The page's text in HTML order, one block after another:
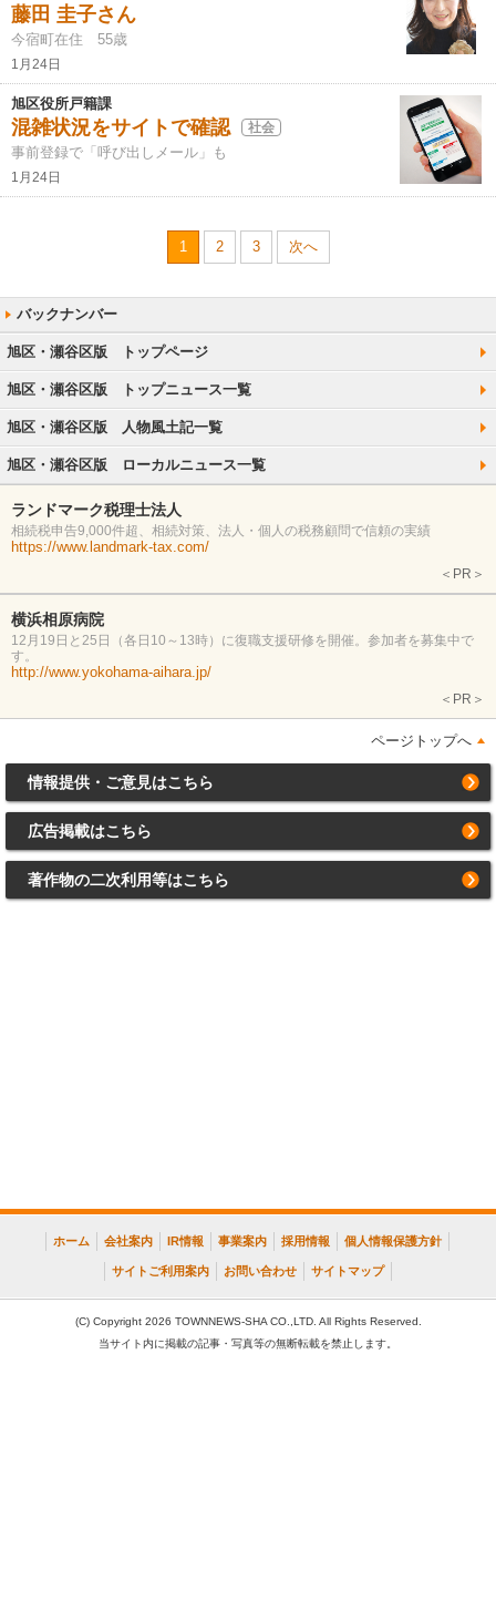
藤田 圭子さん
今宿町在住 55歳
1月24日
旭区役所戸籍課
混雑状況をサイトで確認 社会
事前登録で「呼び出しメール」も
1月24日
1 2 3 次へ
旭区・瀬谷区版 トップページ
旭区・瀬谷区版 トップニュース一覧
旭区・瀬谷区版 人物風土記一覧
旭区・瀬谷区版 ローカルニュース一覧
ランドマーク税理士法人
相続税申告9,000件超、相続対策、法人・個人の税務顧問で信頼の実績
https://www.landmark-tax.com/
＜PR＞
横浜相原病院
12月19日と25日（各日10～13時）に復職支援研修を開催。参加者を募集中で
す。
http://www.yokohama-aihara.jp/
＜PR＞
ページトップへ
情報提供・ご意見はこちら
広告掲載はこちら
著作物の二次利用等はこちら
ホーム 会社案内 IR情報 事業案内 採用情報 個人情報保護方針
サイトご利用案内 お問い合わせ サイトマップ
(C) Copyright 2026 TOWNNEWS-SHA CO.,LTD. All Rights Reserved.
当サイト内に掲載の記事・写真等の無断転載を禁止します。